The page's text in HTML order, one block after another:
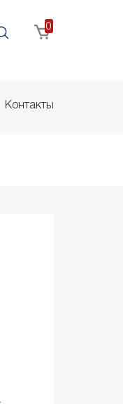
0
Контакты